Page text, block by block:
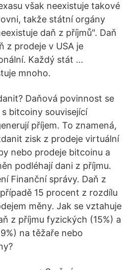
však neexistuje takové
takže státní orgány
daň z příjmů". Daň
z prodeje v USA je
Každý stát …
mnoho.
Daňová povinnost se
bitcoiny související
příjem. To znamená,
zisk z prodeje virtuální
nebo prodeje bitcoinu a
podléhají dani z příjmu.
Finanční správy. Daň z
15 procent z rozdílu
měny. Jak se vztahuje
z příjmu fyzických (15%) a
na těžaře nebo